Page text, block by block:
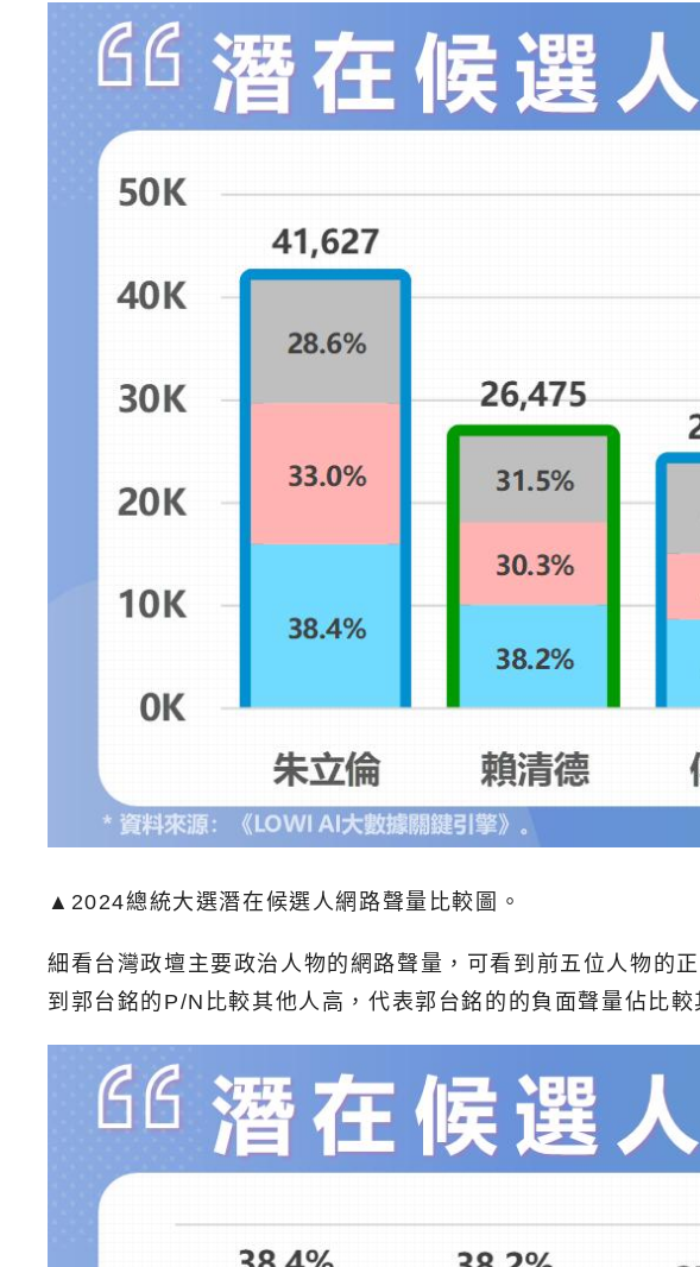
▲2024總統大選潛在候選人網路聲量比較圖。
細看台灣政壇主要政治人物的網路聲量，可看到前五位人物的
到郭台銘的P/N比較其他人高，代表郭台銘的的負面聲量佔比較